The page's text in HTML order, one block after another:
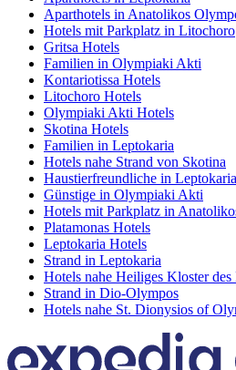
Aparthotels in Anatolikos
Hotels mit Parkplatz in Litochoro
Gritsa Hotels
Familien in Olympiaki Akti
Kontariotissa Hotels
Litochoro Hotels
Olympiaki Akti Hotels
Skotina Hotels
Familien in Leptokaria
Hotels nahe Strand von Skotina
Haustierfreundliche in Leptokaria
Günstige in Olympiaki Akti
Hotels mit Parkplatz in
Platamonas Hotels
Leptokaria Hotels
Strand in Leptokaria
Hotels nahe Heiliges Kloster
Strand in Dio-Olympos
Hotels nahe St. Dionysios of